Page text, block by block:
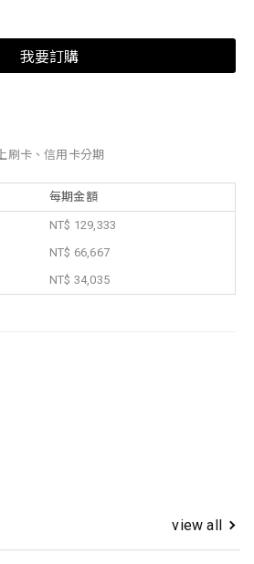
我要訂購
刷卡、信用卡分期
每期金額
NT$ 129,333
NT$ 66,667
NT$ 34,035
view all